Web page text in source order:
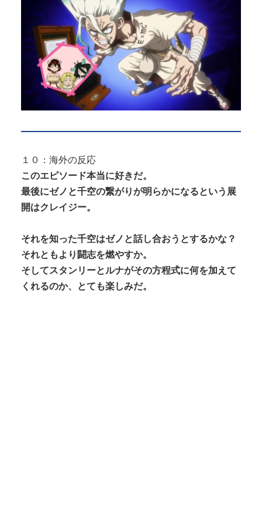
１０：海外の反応
このエピソード本当に好きだ。
最後にゼノと千空の繋がりが明らかになるという展
開はクレイジー。
それを知った千空はゼノと話し合おうとするかな？
それともより闘志を燃やすか。
そしてスタンリーとルナがその方程式に何を加えて
くれるのか、とても楽しみだ。